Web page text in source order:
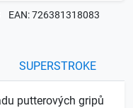
EAN: 726381318083
SUPERSTROKE
putterových gripů